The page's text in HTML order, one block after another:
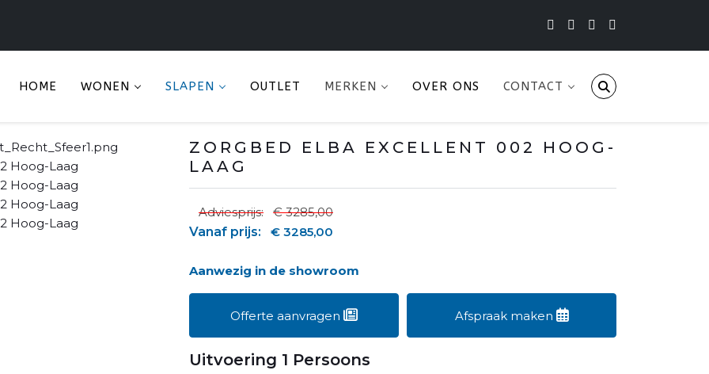
HOME WONEN SLAPEN OUTLET MERKEN OVER ONS CONTACT
ZORGBED ELBA EXCELLENT 002 HOOG-
LAAG
Adviesprijs:
€ 3285,00
Vanaf prijs:
€ 3285,00
Aanwezig in de showroom
Offerte aanvragen Afspraak maken
Uitvoering 1 Persoons